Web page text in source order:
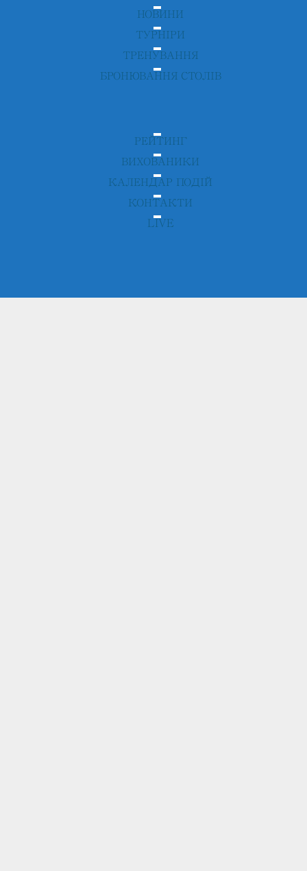
НОВИНИ
ТУРНІРИ
ТРЕНУВАННЯ
БРОНЮВАННЯ СТОЛІВ
РЕЙТИНГ
ВИХОВАНИКИ
КАЛЕНДАР ПОДІЙ
КОНТАКТИ
LIVE